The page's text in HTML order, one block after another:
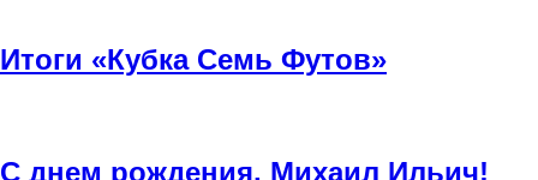
Итоги «Кубка Семь Футов»
С днем рождения, Михаил Ильич!